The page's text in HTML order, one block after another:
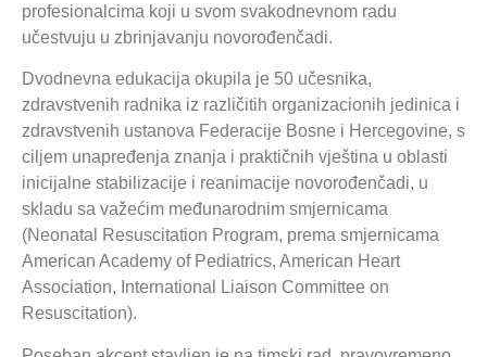
profesionalcima koji u svom svakodnevnom radu
učestvuju u zbrinjavanju novorođenčadi.
Dvodnevna edukacija okupila je 50 učesnika,
zdravstvenih radnika iz različitih organizacionih jedinica i
zdravstvenih ustanova Federacije Bosne i Hercegovine, s
ciljem unapređenja znanja i praktičnih vještina u oblasti
inicijalne stabilizacije i reanimacije novorođenčadi, u
skladu sa važećim međunarodnim smjernicama
(Neonatal Resuscitation Program, prema smjernicama
American Academy of Pediatrics, American Heart
Association, International Liaison Committee on
Resuscitation).